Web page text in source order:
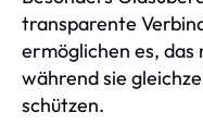
transparente
ermöglichen es, das
während sie
schützen.